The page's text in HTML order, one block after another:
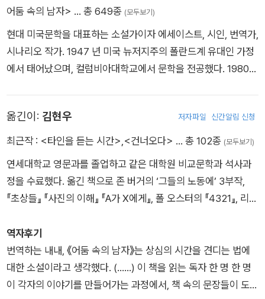
어둠 속의 남자> … 총 649종 (모두보기)
현대 미국문학을 대표하는 소설가이자 에세이스트, 시인, 번역가,
시나리오 작가. 1947 년 미국 뉴저지주의 폴란드계 유대인 가정
에서 태어났으며, 컬럼비아대학교에서 문학을 전공했다. 1980년
제된 문체, 우연의 연쇄를 탐색하는 내러티브 장치로 ‘현대의 보
르헤스’라 불리며, 사실주의와 형이상학적 상상력을 결합한 작품
악》 《폐허의 도시》 《거대한 괴물》 등에서 운명과 정체성의 테마
를 탐색해온 그는, 2000년대 들어 《환상의 책》과 《어둠 속의 남
자》를 통해 상실 이후 삶을 이야기로 감당하는 방식과, 고통을 픽
의 작품들은 40여 개 언어로 번역되었으며, 모턴 도언 제이블상,
펜/포크너상, 메디치 해외 문학상, 아스투리아스 왕자상 등을 수
상했다. 2006년에는 미국 예술문학아카데미 회원으로 선출되었
다. 《브루클린 풍자극》 《신탁의 밤》 《동행》 《공중 곡예사》 《스퀴
옮긴이: 김현우 저자파일 신간알림 신청
최근작 : <타인을 듣는 시간> <건너오다> … 총 102종 (모두보기)
연세대학교 영문과를 졸업하고 같은 대학원 비교문학과 석사과
정을 수료했다. 옮긴 책으로 존 버거의 ‘그들의 노동에’ 3부작,
『초상들』 『사진의 이해』 『A가 X에게』, 폴 오스터의 『4321』, 리베
라우스의 『위대한 집』, 빈센트 부글리오시의 『헬터 스켈터』 등이
있고, 지은 책으로 『타인을 듣는 시간』 『건너오다』가 있다.
역자후기
번역하는 내내, 《어둠 속의 남자》는 상심의 시간을 견디는 법에
대한 소설이라고 생각했다. (……) 이 책을 읽는 독자 한 명 한 명
이 각자의 이야기를 만들어가는 과정에서, 책 속의 문장들이 도움